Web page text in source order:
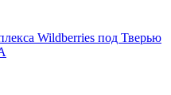
Wildberries под Тверью